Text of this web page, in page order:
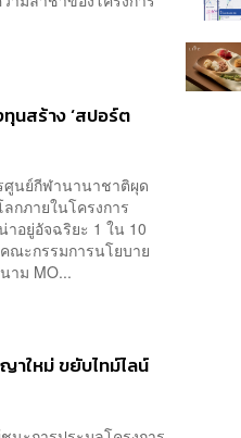
นสร้าง ‘สปอร์ต
ศูนย์กีฬานานาชาติผุด
กภายในโครงการ
าอยู่อัจฉริยะ 1 ใน 10
ณะกรรมการนโยบาย
าม MO...
าใหม่ ขยับไทม์ไลน์